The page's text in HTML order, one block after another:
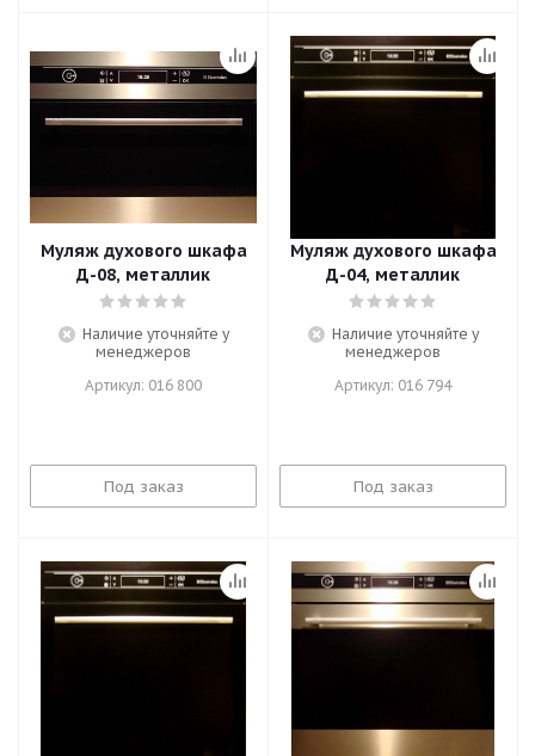
Муляж духового шкафа
Д-08, металлик
Наличие уточняйте у
менеджеров
Артикул: 016 800
Под заказ
Муляж духового шкафа
Д-04, металлик
Наличие уточняйте у
менеджеров
Артикул: 016 794
Под заказ